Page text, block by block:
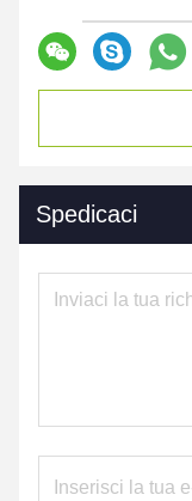
Spedicaci